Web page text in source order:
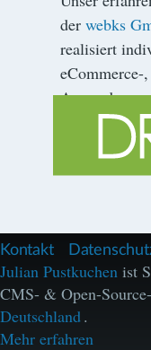
derwebks
realisiert
F
u
ß
z
e
i
l
Kontakt
Julian Pustkuchen ist
CMS- & Open-
Deutschland.
Mehr erfahren